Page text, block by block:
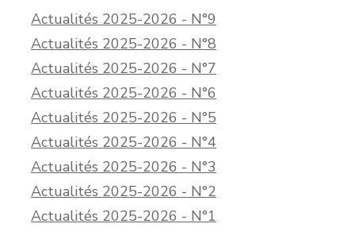
Actualités 2025-2026 - N°9
Actualités 2025-2026 - N°8
Actualités 2025-2026 - N°7
Actualités 2025-2026 - N°6
Actualités 2025-2026 - N°5
Actualités 2025-2026 - N°4
Actualités 2025-2026 - N°3
Actualités 2025-2026 - N°2
Actualités 2025-2026 - N°1